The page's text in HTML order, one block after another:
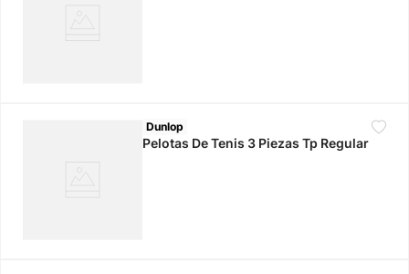
Dunlop
Pelotas De Tenis 3 Piezas Tp Regular